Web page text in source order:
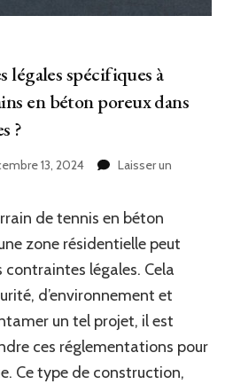
légales spécifiques à
en béton poreux dans
?
13, 2024
Laisser un
de tennis en béton
zone résidentielle peut
légales. Cela
d’environnement et
un tel projet, il est
ces réglementations pour
Ce type de construction,